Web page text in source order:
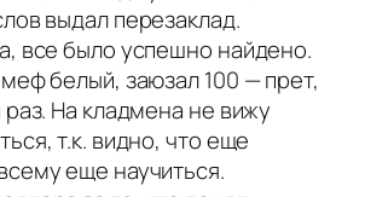
выдал перезаклад.
все было успешно найдено.
белый, заюзал 100 — прет,
раз. На кладмена не вижу
т.к. видно, что еще
еще научиться.